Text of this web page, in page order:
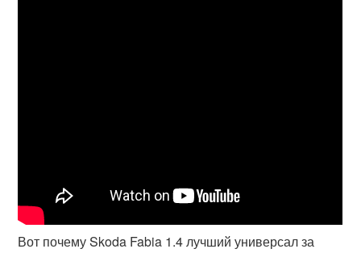
Вот почему Skoda Fabia 1.4 лучший универсал за